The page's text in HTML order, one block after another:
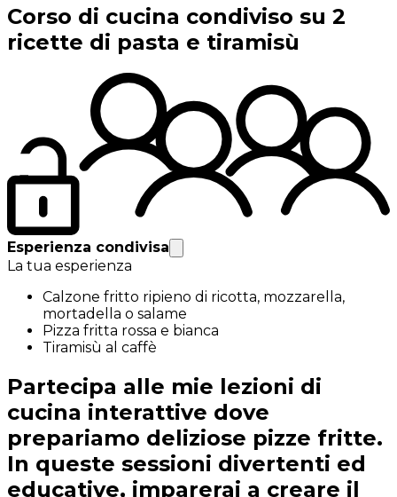
Corso di cucina condiviso su 2
ricette di pasta e tiramisù
Esperienza condivisa
La tua esperienza
Calzone fritto ripieno di ricotta, mozzarella,
mortadella o salame
Pizza fritta rossa e bianca
Tiramisù al caffè
Partecipa alle mie lezioni di
cucina interattive dove
prepariamo deliziose pizze fritte.
In queste sessioni divertenti ed
educative, imparerai a creare il